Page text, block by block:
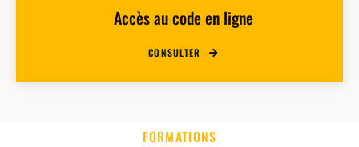
Accès au code en ligne
CONSULTER
FORMATIONS